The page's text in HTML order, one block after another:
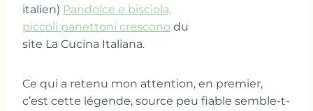
italien) Pandolce e bisciola,
piccoli panettoni crescono du
site La Cucina Italiana.
Ce qui a retenu mon attention, en premier,
c’est cette légende, source peu fiable semble-t-